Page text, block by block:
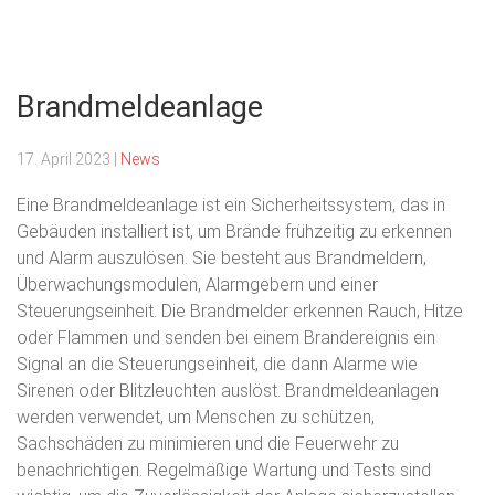
Feuerwehr
Freizeit
Sicherheit
Brandmeldeanlage
17. April 2023 News
Eine Brandmeldeanlage ist ein Sicherheitssystem, das in
Gebäuden installiert ist, um Brände frühzeitig zu erkennen
und Alarm auszulösen. Sie besteht aus Brandmeldern,
Überwachungsmodulen, Alarmgebern und einer
Steuerungseinheit. Die Brandmelder erkennen Rauch, Hitze
oder Flammen und senden bei einem Brandereignis ein
Signal an die Steuerungseinheit, die dann Alarme wie
Sirenen oder Blitzleuchten auslöst. Brandmeldeanlagen
werden verwendet, um Menschen zu schützen,
Sachschäden zu minimieren und die Feuerwehr zu
benachrichtigen. Regelmäßige Wartung und Tests sind